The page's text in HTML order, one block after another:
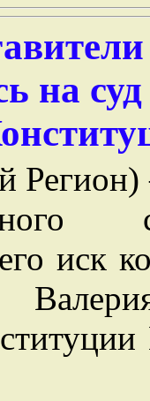
на
иск